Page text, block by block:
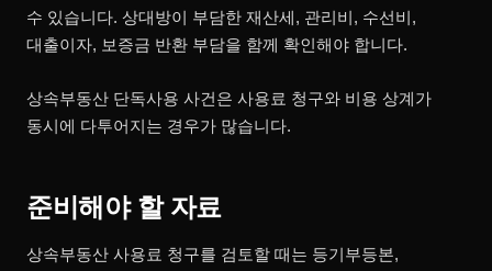
수 있습니다. 상대방이 부담한 재산세, 관리비, 수선비,
대출이자, 보증금 반환 부담을 함께 확인해야 합니다.
상속부동산 단독사용 사건은 사용료 청구와 비용 상계가
동시에 다투어지는 경우가 많습니다.
준비해야 할 자료
상속부동산 사용료 청구를 검토할 때는 등기부등본,